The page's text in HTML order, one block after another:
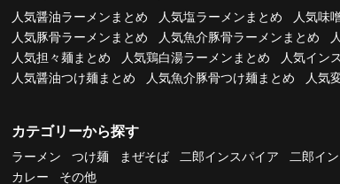
人気醤油ラーメンまとめ 人気塩ラーメンまとめ
人気味
人気豚骨ラーメンまとめ
人気魚介豚骨ラーメンまとめ
人気担々麺まとめ
人気鶏白湯ラーメンまとめ
人気イン
人気醤油つけ麺まとめ
人気魚介豚骨つけ麺まとめ 人気
カテゴリーから探す
ラーメン つけ麺 まぜそば 二郎インスパイア 二郎イ
カレー
その他